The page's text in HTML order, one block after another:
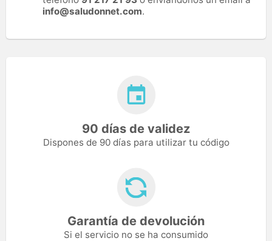
info@saludonnet.com.
90 días de validez
Dispones de 90 días para utilizar tu código
Garantía de devolución
Si el servicio no se ha consumido